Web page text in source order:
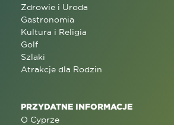
Zdrowie i Uroda
Gastronomia
Kultura i Religia
Golf
Szlaki
Atrakcje dla Rodzin
PRZYDATNE INFORMACJE
O Cyprze